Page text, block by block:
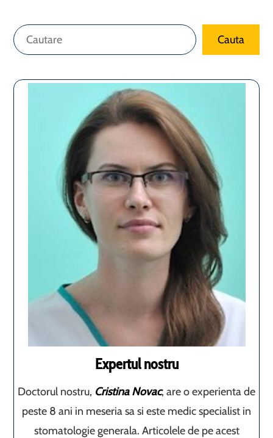
Caută Cauta
Expertul nostru
Doctorul nostru, Cristina Novac, are o experienta de
peste 8 ani in meseria sa si este medic specialist in
stomatologie generala. Articolele de pe acest